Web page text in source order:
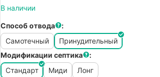
В наличии
Способ отвода
:
Самотечный
Принудительный
Модификации септика
:
Стандарт
Миди Лонг